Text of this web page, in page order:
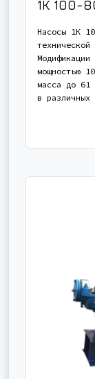
1К 100-
Насосы 1К
мощностью
масса до 61
в различных